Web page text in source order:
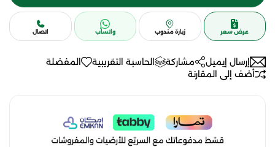
عرض سعر زيارة مندوب واتساب اتصال
إرسال إيميل مشاركة الحاسبة التقريبية
المفضلة
أضف إلى المقارنة